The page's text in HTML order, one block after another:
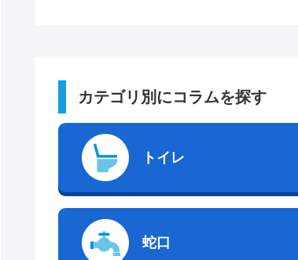
カテゴリ別にコラムを探す
トイレ
蛇口